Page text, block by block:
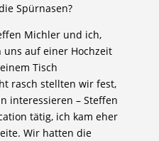
Spürnasen?
Michler und ich,
uns auf einer Hochzeit
Tisch
rasch stellten wir fest,
interessieren – Steffen
tätig, ich kam eher
Wir hatten die